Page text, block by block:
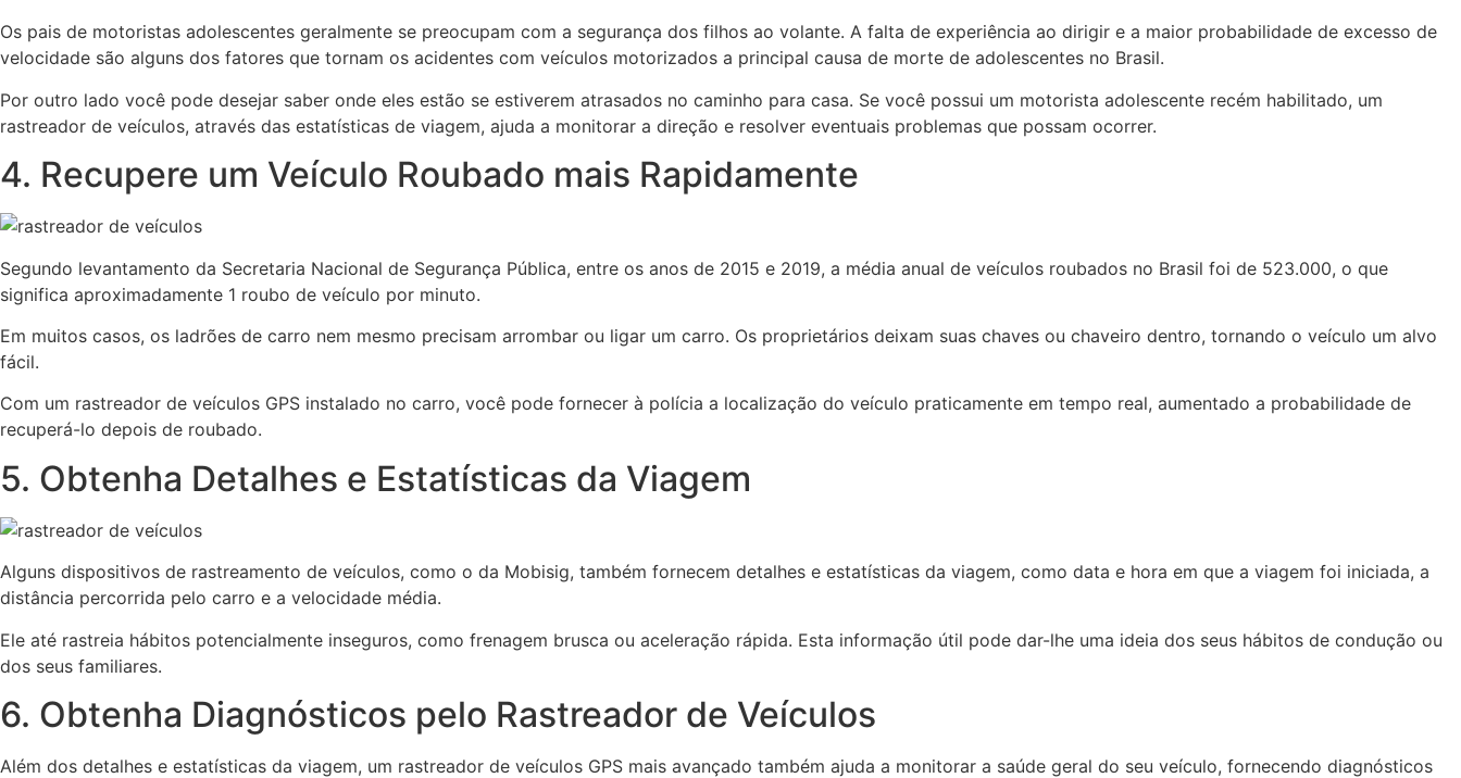
Os pais de motoristas adolescentes geralmente se preocupam com a segurança dos filhos ao volante. A falta de experiência ao dirigir e a maior probabilidade de excesso de
velocidade são alguns dos fatores que tornam os acidentes com veículos motorizados a principal causa de morte de adolescentes no Brasil.
Por outro lado você pode desejar saber onde eles estão se estiverem atrasados ​​no caminho para casa. Se você possui um motorista adolescente recém habilitado, um
rastreador de veículos, através das estatísticas de viagem, ajuda a monitorar a direção e resolver eventuais problemas que possam ocorrer.
4. Recupere um Veículo Roubado mais Rapidamente
Segundo levantamento da Secretaria Nacional de Segurança Pública, entre os anos de 2015 e 2019, a média anual de veículos roubados no Brasil foi de 523.000, o que
significa aproximadamente 1 roubo de veículo por minuto.
Em muitos casos, os ladrões de carro nem mesmo precisam arrombar ou ligar um carro. Os proprietários deixam suas chaves ou chaveiro dentro, tornando o veículo um alvo
fácil.
Com um rastreador de veículos GPS instalado no carro, você pode fornecer à polícia a localização do veículo praticamente em tempo real, aumentado a probabilidade de
recuperá-lo depois de roubado.
5. Obtenha Detalhes e Estatísticas da Viagem
Alguns dispositivos de rastreamento de veículos, como o da Mobisig, também fornecem detalhes e estatísticas da viagem, como data e hora em que a viagem foi iniciada, a
distância percorrida pelo carro e a velocidade média.
Ele até rastreia hábitos potencialmente inseguros, como frenagem brusca ou aceleração rápida. Esta informação útil pode dar-lhe uma ideia dos seus hábitos de condução ou
dos seus familiares.
6. Obtenha Diagnósticos pelo Rastreador de Veículos
Além dos detalhes e estatísticas da viagem, um rastreador de veículos GPS mais avançado também ajuda a monitorar a saúde geral do seu veículo, fornecendo diagnósticos